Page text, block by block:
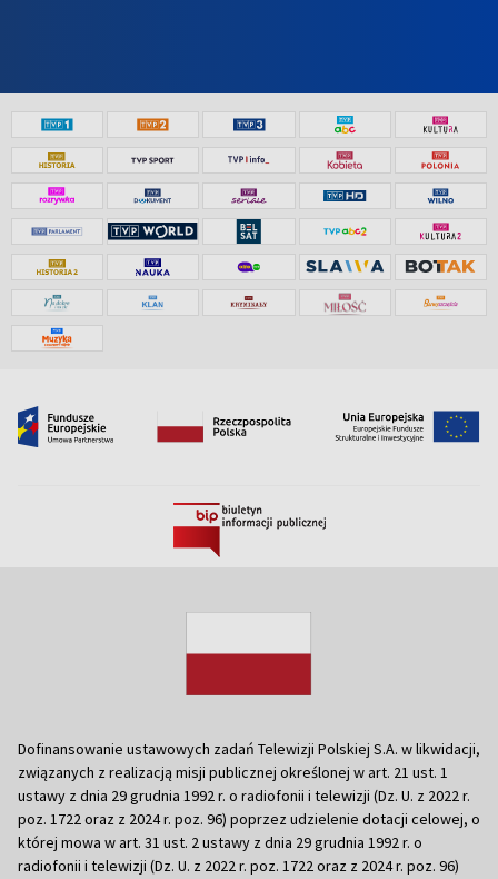
Dofinansowanie ustawowych zadań Telewizji Polskiej S.A. w likwidacji,
związanych z realizacją misji publicznej określonej w art. 21 ust. 1
ustawy z dnia 29 grudnia 1992 r. o radiofonii i telewizji (Dz. U. z 2022 r.
poz. 1722 oraz z 2024 r. poz. 96) poprzez udzielenie dotacji celowej, o
której mowa w art. 31 ust. 2 ustawy z dnia 29 grudnia 1992 r. o
radiofonii i telewizji (Dz. U. z 2022 r. poz. 1722 oraz z 2024 r. poz. 96)